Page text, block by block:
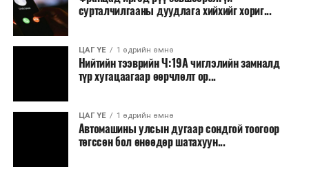
сурталчилгааны дуудлага хийхийг хориг...
ЦАГ ҮЕ 1 өдрийн өмнө
Нийтийн тээврийн Ч:19А чиглэлийн замналд
түр хугацаагаар өөрчлөлт ор...
ЦАГ ҮЕ 1 өдрийн өмнө
Автомашины улсын дугаар сондгой тоогоор
төгссөн бол өнөөдөр шатахуун...